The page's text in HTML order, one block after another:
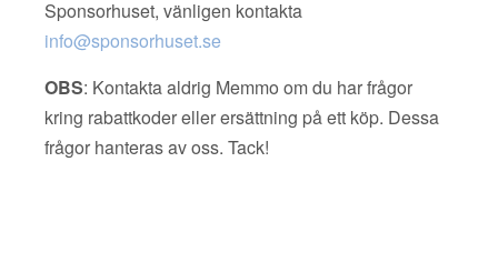
Sponsorhuset, vänligen kontakta
info@sponsorhuset.se
OBS: Kontakta aldrig Memmo om du har frågor
kring rabattkoder eller ersättning på ett köp. Dessa
frågor hanteras av oss. Tack!